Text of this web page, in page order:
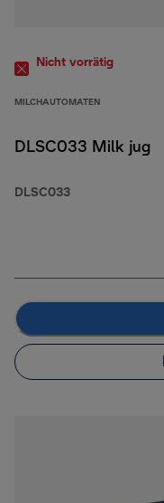
Nicht vorrätig
MILCHAUTOMATEN
DLSC033 Milk jug
DLSC033